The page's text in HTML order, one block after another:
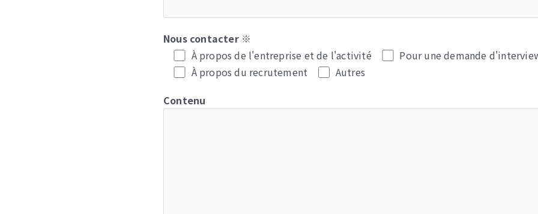
Nous contacter ※
À propos de l'entreprise et de l'activité
Pour une demande
À propos du recrutement
Autres
Contenu